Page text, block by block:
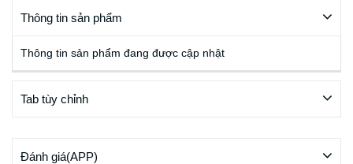
Thông tin sản phẩm
Thông tin sản phẩm đang được cập nhật
Tab tùy chỉnh
Đánh giá(APP)